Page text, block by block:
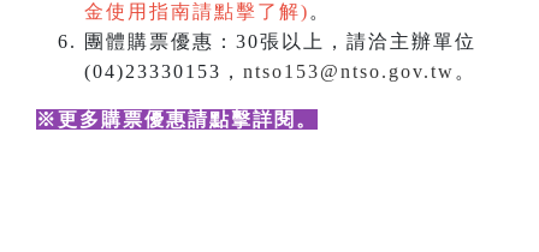
金使用指南請點擊了解) 。
團體購票優惠：30張以上，請洽主辦單位
(04)23330153， ntso153@ntso.gov.tw 。
※更多購票優惠請點擊詳閱 。